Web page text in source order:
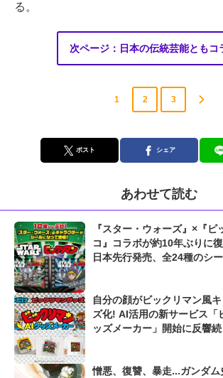
る。
次ページ：日本の伝統芸能ともコ
1 2 3
ポスト シェア
あわせて読む
『スター・ウォーズ』×『ビ
コ』コラボが約10年ぶりに
日本先行発売、全24種のシ
自分の顔がビックリマン風
ズ化! AI活用の新サービス「
ッズメーカー」開始に反響
憎悪、復讐、暴走...ガンダ